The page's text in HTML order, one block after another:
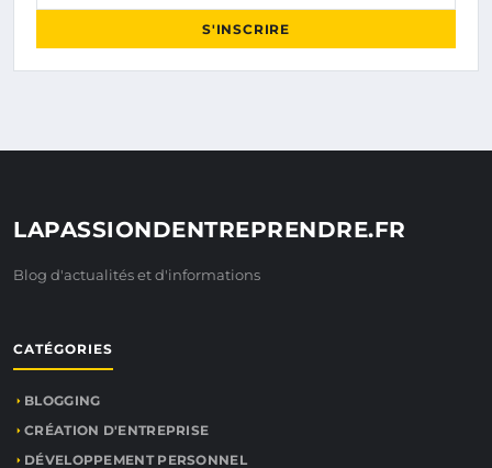
S'INSCRIRE
LAPASSIONDENTREPRENDRE.FR
Blog d'actualités et d'informations
CATÉGORIES
BLOGGING
CRÉATION D'ENTREPRISE
DÉVELOPPEMENT PERSONNEL